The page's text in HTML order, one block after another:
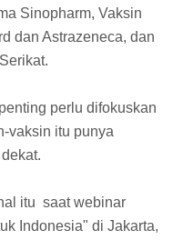
Sinopharm, Vaksin
dan Astrazeneca, dan
perlu difokuskan
vaksin itu punya
itu saat webinar
Indonesia" di Jakarta,